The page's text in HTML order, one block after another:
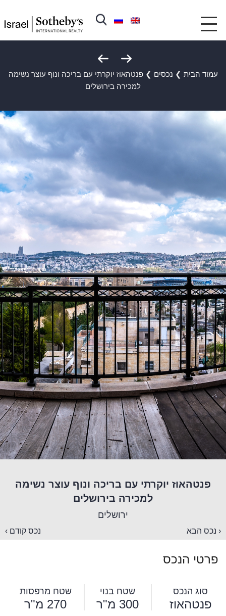
עמוד הבית ❯ נכסים ❯ פנטהאוז יוקרתי עם בריכה ונוף עוצר נשימה
למכירה בירושלים
פנטהאוז יוקרתי עם בריכה ונוף עוצר נשימה
למכירה בירושלים
ירושלים
‹ נכס הבא נכס קודם ›
פרטי הנכס
סוג הנכס
פנטהאוז
שטח בנוי
300 מ"ר
שטח מרפסות
270 מ"ר